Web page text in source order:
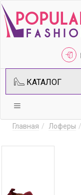
КАТАЛОГ
Главная Лоферы